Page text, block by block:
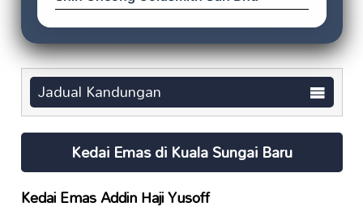
Jadual Kandungan
Kedai Emas di Kuala Sungai Baru
Kedai Emas Addin Haji Yusoff